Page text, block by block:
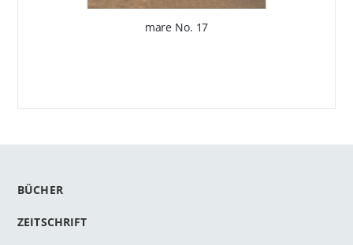
mare No. 17
BÜCHER
ZEITSCHRIFT